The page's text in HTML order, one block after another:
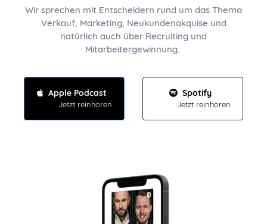
Wir sprechen mit Entscheidern rund um das Thema
Verkauf, Marketing, Neukundenakquise und
natürlich auch über Recruiting und
Mitarbeitergewinnung.
Apple Podcast
Jetzt reinhören
Spotify
Jetzt reinhören